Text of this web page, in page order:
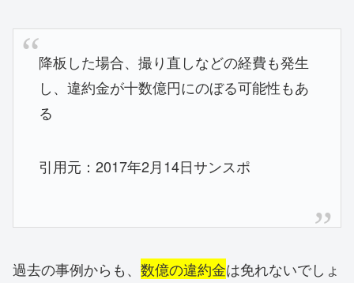
降板した場合、撮り直しなどの経費も発生
し、違約金が十数億円にのぼる可能性もあ
る
引用元：2017年2月14日サンスポ
過去の事例からも、 数億の違約金は免れないでしょ